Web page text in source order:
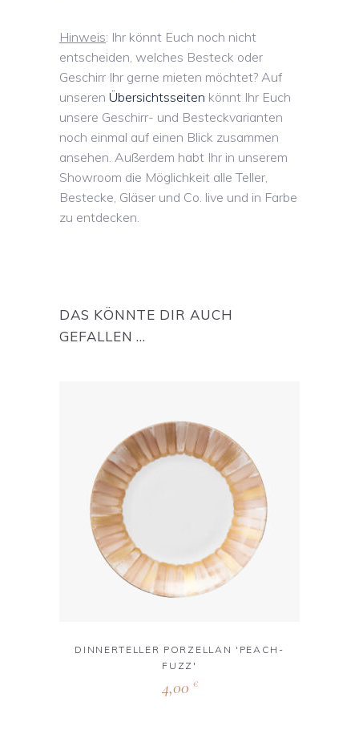
Hinweis: Ihr könnt Euch noch nicht
entscheiden, welches Besteck oder
Geschirr Ihr gerne mieten möchtet? Auf
unseren Übersichtsseiten könnt Ihr Euch
unsere Geschirr- und Besteckvarianten
noch einmal auf einen Blick zusammen
ansehen. Außerdem habt Ihr in unserem
Showroom die Möglichkeit alle Teller,
Bestecke, Gläser und Co. live und in Farbe
zu entdecken.
DAS KÖNNTE DIR AUCH
GEFALLEN …
DINNERTELLER PORZELLAN 'PEACH-
FUZZ'
4,00 €